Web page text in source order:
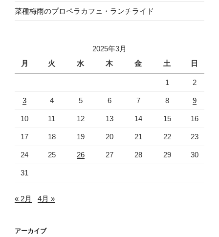
菜種梅雨のプロペラカフェ・ランチライド
2025年3月
月
火 水 木 金 土 日
1 2
3 4 5 6 7 8 9
10 11 12 13 14 15 16
17 18 19 20 21 22 23
24 25 26 27 28 29 30
31
« 2月 4月 »
アーカイブ